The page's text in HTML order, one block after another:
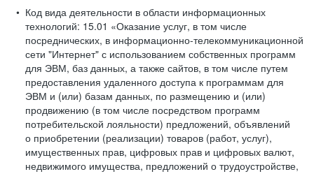
Код вида деятельности в области информационных
технологий: 15.01 «Оказание услуг, в том числе
посреднических, в информационно-телекоммуникационной
сети "Интернет" с использованием собственных программ
для ЭВМ, баз данных, а также сайтов, в том числе путем
предоставления удаленного доступа к программам для
ЭВМ и (или) базам данных, по размещению и (или)
продвижению (в том числе посредством программ
потребительской лояльности) предложений, объявлений
о приобретении (реализации) товаров (работ, услуг),
имущественных прав, цифровых прав и цифровых валют,
недвижимого имущества, предложений о трудоустройстве,